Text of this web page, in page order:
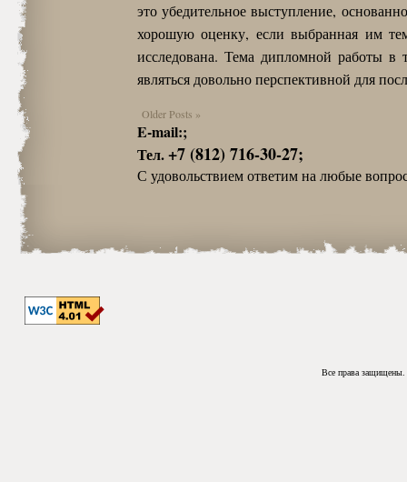
это убедительное выступление,
хорошую оценку, если выбранная им
исследована. Тема дипломной работы
являться довольно перспективной для
Older Posts »
E-mail:;
Тел.+7 (812) 716-30-27;
С удовольствием ответим на любые
Все права защищены.